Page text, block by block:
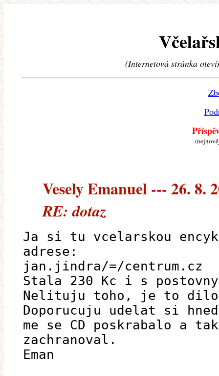
(Internetová stránka
Vesely Emanuel --- 26. 8.
RE: dotaz
Ja si tu vcelarskou
adrese:
jan.jindra/=/centrum.cz
Stala 230 Kc i s
Nelituju toho, je to
Doporucuju udelat si
me se CD poskrabalo a
zachranoval.
Eman